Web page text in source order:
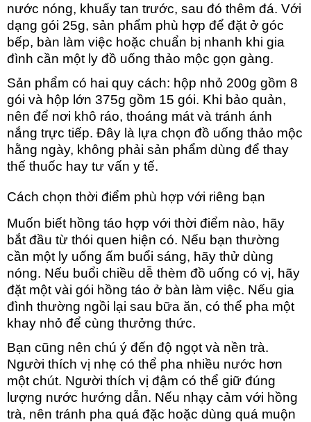
nước nóng, khuấy tan trước, sau đó thêm đá. Với
dạng gói 25g, sản phẩm phù hợp để đặt ở góc
bếp, bàn làm việc hoặc chuẩn bị nhanh khi gia
đình cần một ly đồ uống thảo mộc gọn gàng.
Sản phẩm có hai quy cách: hộp nhỏ 200g gồm 8
gói và hộp lớn 375g gồm 15 gói. Khi bảo quản,
nên để nơi khô ráo, thoáng mát và tránh ánh
nắng trực tiếp. Đây là lựa chọn đồ uống thảo mộc
hằng ngày, không phải sản phẩm dùng để thay
thế thuốc hay tư vấn y tế.
Cách chọn thời điểm phù hợp với riêng bạn
Muốn biết hồng táo hợp với thời điểm nào, hãy
bắt đầu từ thói quen hiện có. Nếu bạn thường
cần một ly uống ấm buổi sáng, hãy thử dùng
nóng. Nếu buổi chiều dễ thèm đồ uống có vị, hãy
đặt một vài gói hồng táo ở bàn làm việc. Nếu gia
đình thường ngồi lại sau bữa ăn, có thể pha một
khay nhỏ để cùng thưởng thức.
Bạn cũng nên chú ý đến độ ngọt và nền trà.
Người thích vị nhẹ có thể pha nhiều nước hơn
một chút. Người thích vị đậm có thể giữ đúng
lượng nước hướng dẫn. Nếu nhạy cảm với hồng
trà, nên tránh pha quá đặc hoặc dùng quá muộn